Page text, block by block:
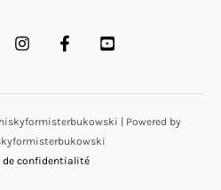
| Powered by
de confidentialité